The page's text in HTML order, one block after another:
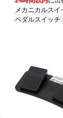
メカニカルスイ
ペダルスイッチ